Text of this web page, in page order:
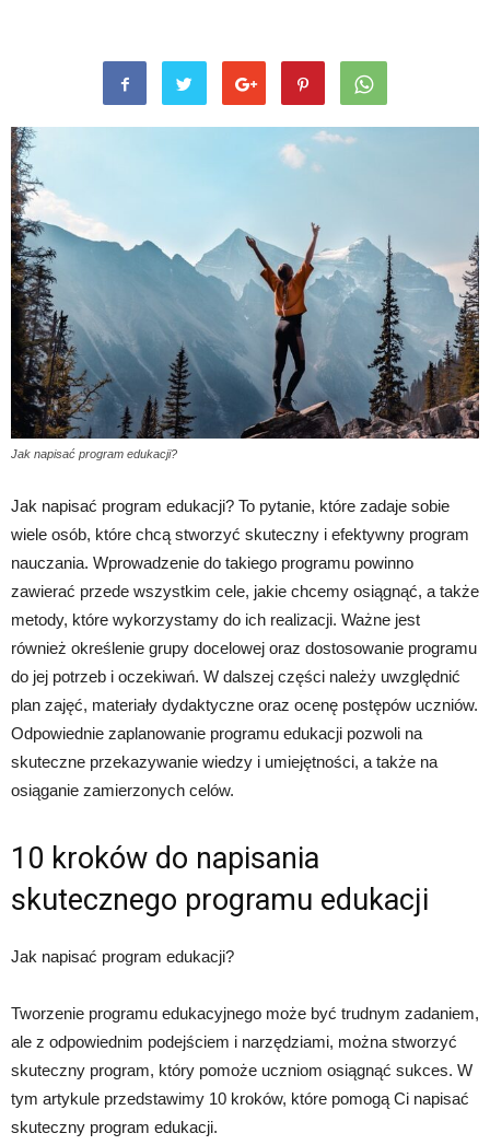
Jak napisać program edukacji?
Jak napisać program edukacji? To pytanie, które zadaje sobie
wiele osób, które chcą stworzyć skuteczny i efektywny program
nauczania. Wprowadzenie do takiego programu powinno
zawierać przede wszystkim cele, jakie chcemy osiągnąć, a także
metody, które wykorzystamy do ich realizacji. Ważne jest
również określenie grupy docelowej oraz dostosowanie programu
do jej potrzeb i oczekiwań. W dalszej części należy uwzględnić
plan zajęć, materiały dydaktyczne oraz ocenę postępów uczniów.
Odpowiednie zaplanowanie programu edukacji pozwoli na
skuteczne przekazywanie wiedzy i umiejętności, a także na
osiąganie zamierzonych celów.
10 kroków do napisania
skutecznego programu edukacji
Jak napisać program edukacji?
Tworzenie programu edukacyjnego może być trudnym zadaniem,
ale z odpowiednim podejściem i narzędziami, można stworzyć
skuteczny program, który pomoże uczniom osiągnąć sukces. W
tym artykule przedstawimy 10 kroków, które pomogą Ci napisać
skuteczny program edukacji.